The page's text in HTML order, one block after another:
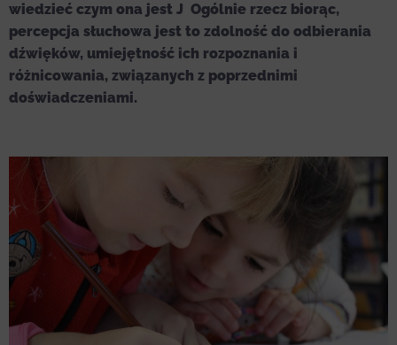
wiedzieć czym ona jest J Ogólnie rzecz biorąc,
percepcja słuchowa jest to zdolność do odbierania
dźwięków, umiejętność ich rozpoznania i
różnicowania, związanych z poprzednimi
doświadczeniami.